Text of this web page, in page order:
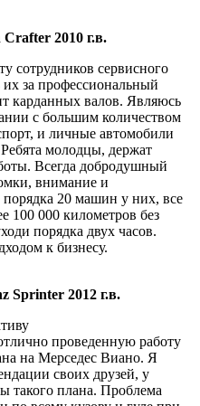
Crafter 2010 г.в.
сотрудников сервисного
за профессиональный
карданных валов. Являюсь
с большим количеством
и личные автомобили
Ребята молодцы, держат
Всегда добродушный
внимание и
20 машин у них, все
100 000 километров без
порядка двух часов.
к бизнесу.
Sprinter 2012 г.в.
проведенную работу
на Мерседес Виано. Я
своих друзей, у
такого плана. Проблема